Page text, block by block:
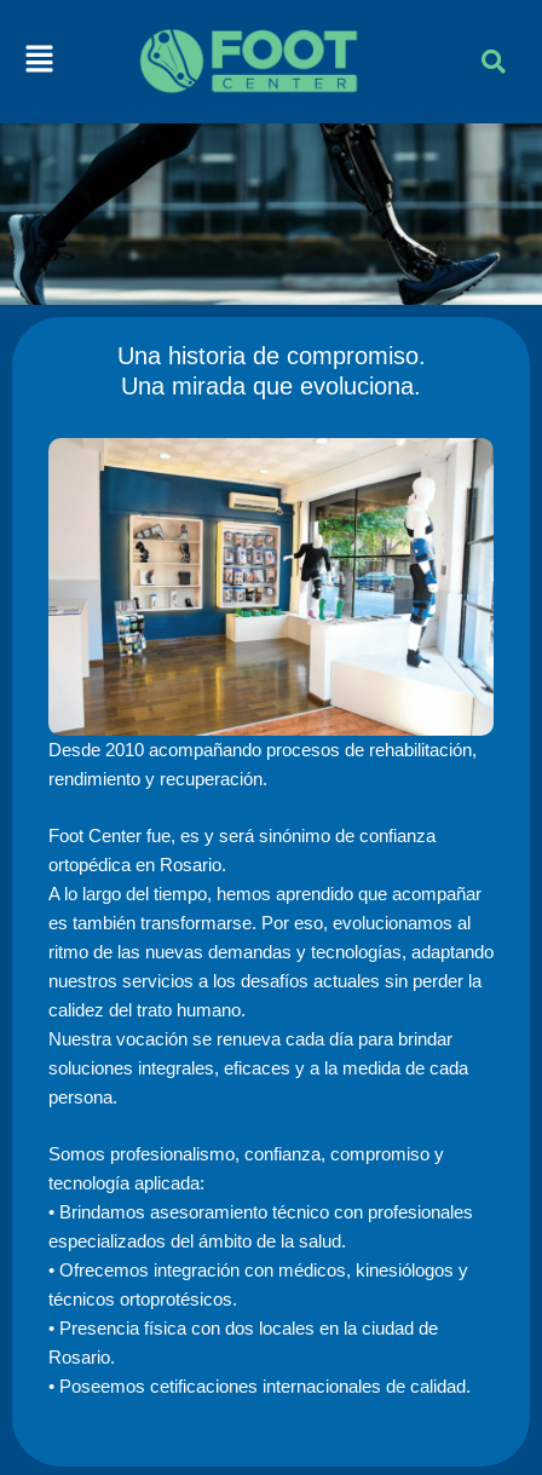
content
Menu
Ortopedia blanda y deportiva
Ortopedia blanda, inmovilizadores, soportes funcionales.
Una historia de compromiso.
Una mirada que evoluciona.
Desde 2010 acompañando procesos de rehabilitación,
rendimiento y recuperación.
Foot Center fue, es y será sinónimo de confianza
ortopédica en Rosario.
A lo largo del tiempo, hemos aprendido que acompañar
es también transformarse. Por eso, evolucionamos al
ritmo de las nuevas demandas y tecnologías, adaptando
nuestros servicios a los desafíos actuales sin perder la
calidez del trato humano.
Nuestra vocación se renueva cada día para brindar
soluciones integrales, eficaces y a la medida de cada
persona.
Somos profesionalismo, confianza, compromiso y
tecnología aplicada:
• Brindamos asesoramiento técnico con profesionales
especializados del ámbito de la salud.
• Ofrecemos integración con médicos, kinesiólogos y
técnicos ortoprotésicos.
• Presencia física con dos locales en la ciudad de
Rosario.
• Poseemos cetificaciones internacionales de calidad.